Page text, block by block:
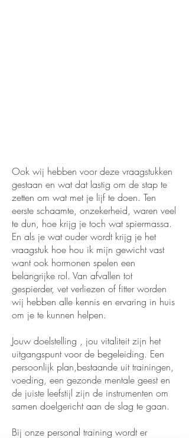
Ook wij hebben voor deze vraagstukken
gestaan en wat dat lastig om de stap te
zetten om wat met je lijf te doen. Ten
eerste schaamte, onzekerheid, waren veel
te dun, hoe krijg je toch wat spiermassa.
En als je wat ouder wordt krijg je het
vraagstuk hoe hou ik mijn gewicht vast
want ook hormonen spelen een
belangrijke rol. Van afvallen tot
gespierder, vet verliezen of fitter worden
wij hebben alle kennis en ervaring in huis
om je te kunnen helpen.
Jouw doelstelling , jou vitaliteit zijn het
uitgangspunt voor de begeleiding. Een
persoonlijk plan,bestaande uit trainingen,
voeding, een gezonde mentale geest en
de juiste leefstijl zijn de instrumenten om
samen doelgericht aan de slag te gaan.
Bij onze personal training wordt er